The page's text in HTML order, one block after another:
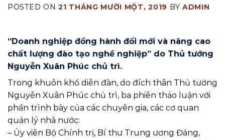
POSTED ON 21 THÁNG MƯỜI MỘT, 2019 BY ADMIN
“Doanh nghiệp đồng hành đổi mới và nâng cao
chất lượng đào tạo nghề nghiệp” do Thủ tướng
Nguyễn Xuân Phúc chủ trì.
Trong khuôn khổ diễn đàn, do đích thân Thủ tướng
Nguyễn Xuân Phúc chủ trì, ba phiên thảo luận với
phần trình bày của các chuyên gia, các cơ quan
quản lý nhà nước:
– Ủy viên Bộ Chính trị, Bí thư Trung ương Đảng,